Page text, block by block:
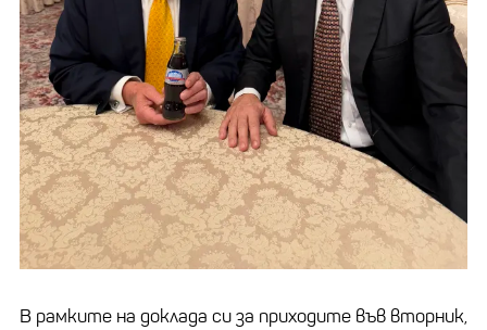
В рамките на доклада си за приходите във вторник,